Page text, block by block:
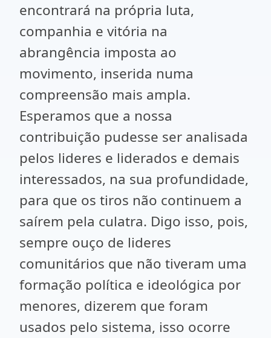
encontrará na própria luta,
companhia e vitória na
abrangência imposta ao
movimento, inserida numa
compreensão mais ampla.
Esperamos que a nossa
contribuição pudesse ser analisada
pelos lideres e liderados e demais
interessados, na sua profundidade,
para que os tiros não continuem a
saírem pela culatra. Digo isso, pois,
sempre ouço de lideres
comunitários que não tiveram uma
formação política e ideológica por
menores, dizerem que foram
usados pelo sistema, isso ocorre